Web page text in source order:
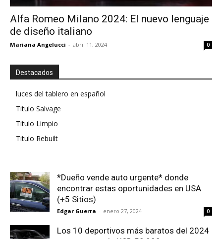
Alfa Romeo Milano 2024: El nuevo lenguaje
de diseño italiano
Mariana Angelucci - abril 11, 2024 0
Destacados
luces del tablero en español
Titulo Salvage
Titulo Limpio
Titulo Rebuilt
*Dueño vende auto urgente* donde
encontrar estas oportunidades en USA
(+5 Sitios)
Edgar Guerra - enero 27, 2024 0
Los 10 deportivos más baratos del 2024